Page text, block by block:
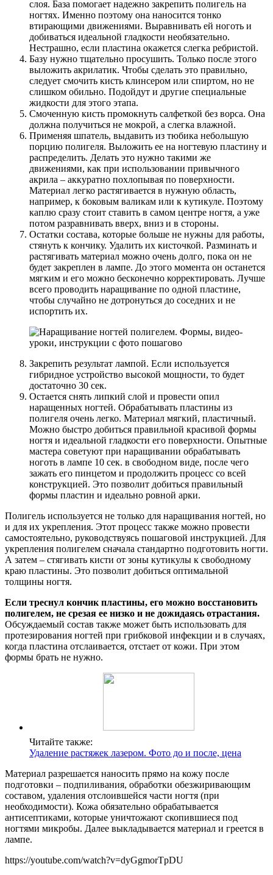
слоя. База помогает надежно закрепить полигель на
ногтях. Именно поэтому она наносится тонко
втирающими движениями. Выравнивать ей ноготь и
добиваться идеальной гладкости необязательно.
Нестрашно, если пластина окажется слегка ребристой.
Базу нужно тщательно просушить. Только после этого
выложить акрилатик. Чтобы сделать это правильно,
следует смочить кисть клинсером или спиртом, но не
слишком обильно. Подойдут и другие специальные
жидкости для этого этапа.
Смоченную кисть промокнуть салфеткой без ворса. Она
должна получиться не мокрой, а слегка влажной.
Применяя шпатель, выдавить из тюбика небольшую
порцию полигеля. Выложить ее на ногтевую пластину и
распределить. Делать это нужно такими же
движениями, как при использовании привычного
акрила – аккуратно похлопывая по поверхности.
Материал легко растягивается в нужную область,
например, к боковым валикам или к кутикуле. Поэтому
каплю сразу стоит ставить в самом центре ногтя, а уже
потом разравнивать вверх, вниз и в стороны.
Остатки состава, которые больше не нужны для работы,
стянуть к кончику. Удалить их кисточкой. Разминать и
растягивать материал можно очень долго, пока он не
будет закреплен в лампе. До этого момента он останется
мягким и его можно бесконечно корректировать. Лучше
всего проводить наращивание по одной пластине,
чтобы случайно не дотронуться до соседних и не
испортить их.
Закрепить результат лампой. Если используется
гибридное устройство высокой мощности, то будет
достаточно 30 сек.
Остается снять липкий слой и провести опил
наращенных ногтей. Обрабатывать пластины из
полигеля очень легко. Материал мягкий, пластичный.
Можно быстро добиться правильной красивой формы
ногтя и идеальной гладкости его поверхности. Опытные
мастера советуют при наращивании обрабатывать
ноготь в лампе 10 сек. в свободном виде, после чего
зажать его пинцетом и продолжить процесс со всей
конструкцией. Это позволит добиться правильный
формы пластин и идеально ровной арки.
Полигель используется не только для наращивания ногтей, но
и для их укрепления. Этот процесс также можно провести
самостоятельно, руководствуясь пошаговой инструкцией. Для
укрепления полигелем сначала стандартно подготовить ногти.
А затем – стягивать кисти от зоны кутикулы к свободному
краю пластины. Это позволит добиться оптимальной
толщины ногтя.
Если треснул кончик пластины, его можно восстановить
полигелем, не срезая ее низко и не дожидаясь отрастания.
Обсуждаемый состав также может быть использовать для
протезирования ногтей при грибковой инфекции и в случаях,
когда пластина отслаивается, отстает от кожи. При этом
формы брать не нужно.
Читайте также:
Удаление растяжек лазером. Фото до и после, цена
Материал разрешается наносить прямо на кожу после
подготовки – подпиливания, обработки обезжиривающим
составом, удаления отслоившейся части ногтя (при
необходимости). Кожа обязательно обрабатывается
антисептиками, которые уничтожают скопившиеся под
ногтями микробы. Далее выкладывается материал и греется в
лампе.
https://youtube.com/watch?v=dyGgmorTpDU